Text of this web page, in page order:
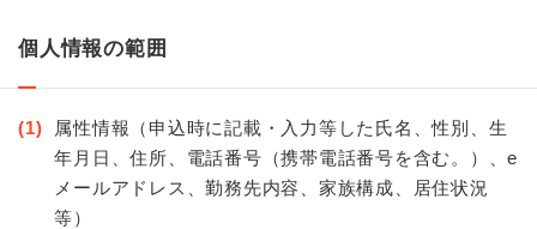
個人情報の範囲
(1)
属性情報（申込時に記載・入力等した氏名、性別、生
年月日、住所、電話番号（携帯電話番号を含む。）、e
メールアドレス、勤務先内容、家族構成、居住状況
等）